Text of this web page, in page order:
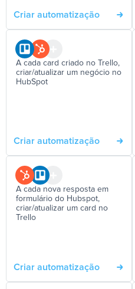
Criar automatização
A cada card criado no Trello,
criar/atualizar um negócio no
HubSpot
Criar automatização
A cada nova resposta em
formulário do Hubspot,
criar/atualizar um card no
Trello
Criar automatização